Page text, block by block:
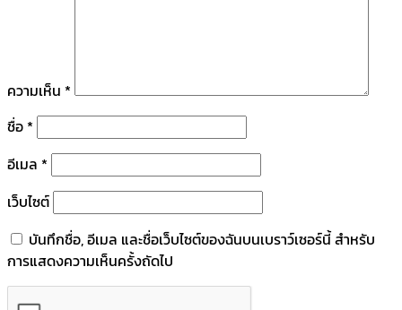
ความเห็น *
ชื่อ *
อีเมล *
เว็บไซต์
บันทึกชื่อ, อีเมล และชื่อเว็บไซต์ของฉันบนเบราว์เซอร์นี้ สำหรับ
การแสดงความเห็นครั้งถัดไป